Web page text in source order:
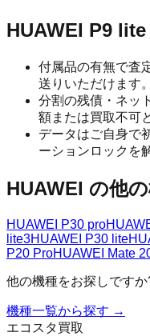
HUAWEI P9 lite
付属品の有無で査
送りいただけます。
分割の残債・ネッ
額または買取不可
データはご自身で
ーションロックを
HUAWEI の他
HUAWEI P30 pro
lite3HUAWEI P30 lite
P20 ProHUAWEI Mate
他の機種をお探しですか
機種一覧から探す →
エコスタ買取